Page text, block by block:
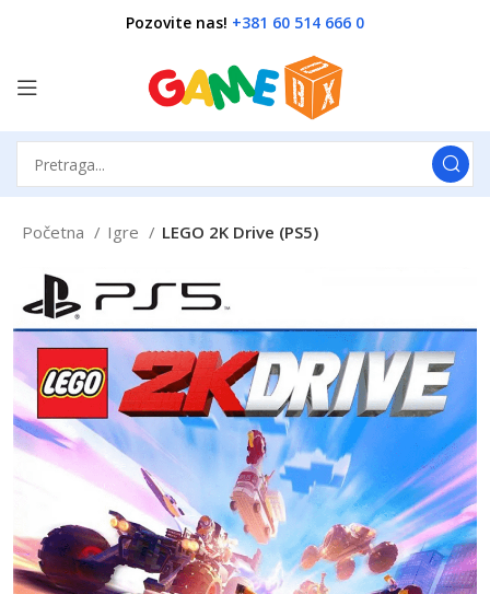
Pozovite nas! +381 60 514 666 0
Početna Igre LEGO 2K Drive (PS5)